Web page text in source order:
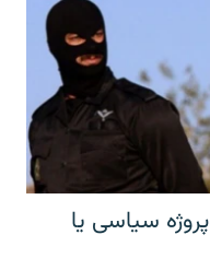
پروژه سیاسی یا